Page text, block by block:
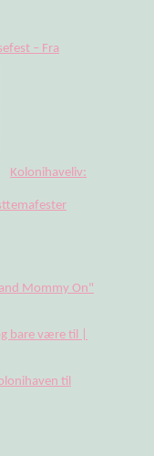
– Fra
Kolonihaveliv:
temafester
Mommy On"
bare være til |
til